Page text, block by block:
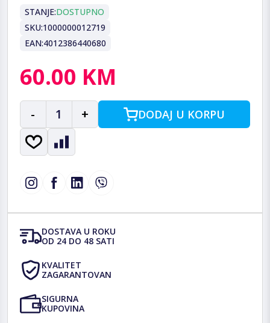
STANJE:DOSTUPNO
SKU:1000000012719
EAN:4012386440680
60.00 KM
- 1 + DODAJ U KORPU
DOSTAVA U ROKU
OD 24 DO 48 SATI
KVALITET
ZAGARANTOVAN
SIGURNA
KUPOVINA